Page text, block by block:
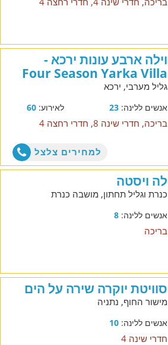
וילה ארבע עונות ירכא -
Four Season Yarka Villa
גליל מערבי, ירכא
אנשים ללינה:23 לאירוע:60
בריכה, חדרי שינה 8, חדרי רחצה 4
למחירים צלצל
לה ויסטה
כנרת וגליל תחתון, מושבה כנרת
אנשים ללינה:8
בריכה
סוויטת יוקרה שירה על הים
מישור החוף, נתניה
אנשים ללינה:10
חדרי שינה 4